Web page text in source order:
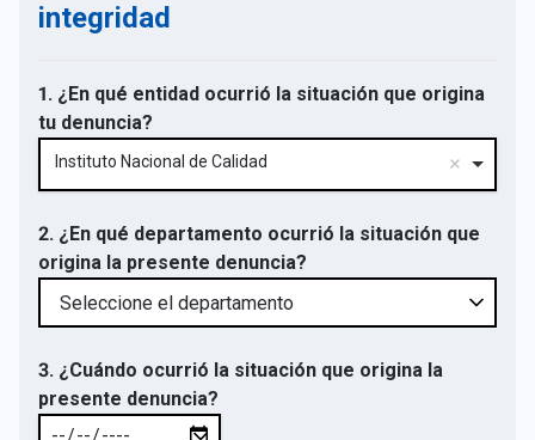
integridad
1. ¿En qué entidad ocurrió la situación que origina
tu denuncia?
Instituto Nacional de Calidad
2. ¿En qué departamento ocurrió la situación que
origina la presente denuncia?
3. ¿Cuándo ocurrió la situación que origina la
presente denuncia?